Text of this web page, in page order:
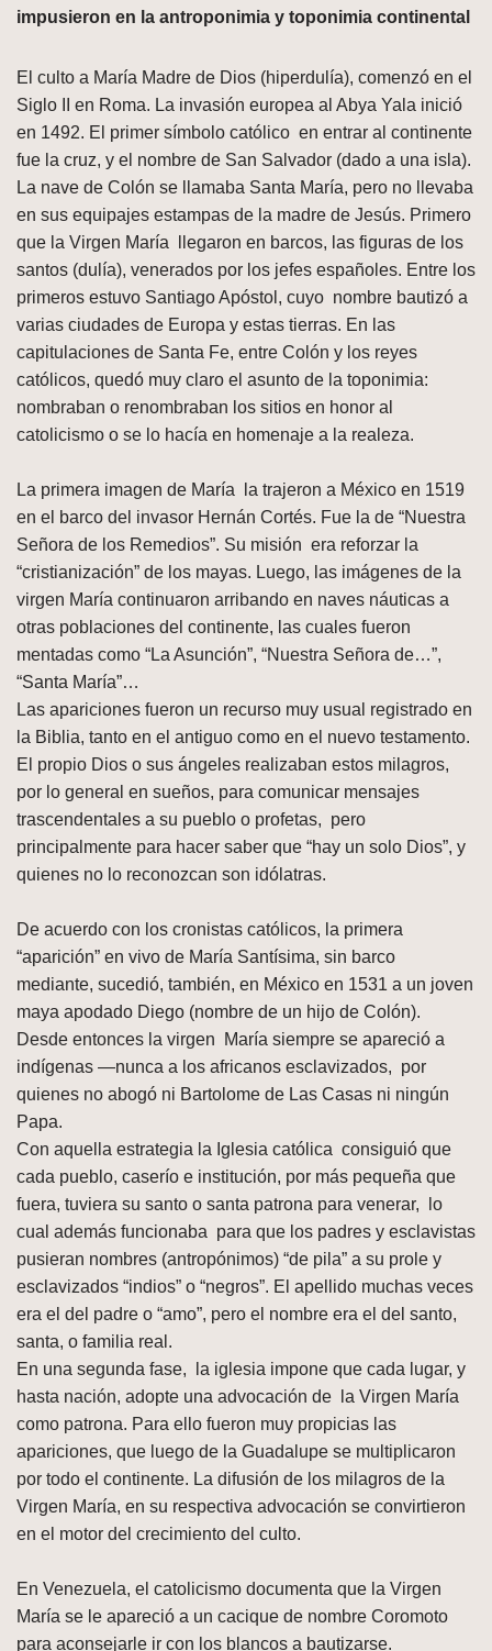
impusieron en la antroponimia y toponimia continental
El culto a María Madre de Dios (hiperdulía), comenzó en el
Siglo II en Roma. La invasión europea al Abya Yala inició
en 1492. El primer símbolo católico en entrar al continente
fue la cruz, y el nombre de San Salvador (dado a una isla).
La nave de Colón se llamaba Santa María, pero no llevaba
en sus equipajes estampas de la madre de Jesús. Primero
que la Virgen María llegaron en barcos, las figuras de los
santos (dulía), venerados por los jefes españoles. Entre los
primeros estuvo Santiago Apóstol, cuyo nombre bautizó a
varias ciudades de Europa y estas tierras. En las
capitulaciones de Santa Fe, entre Colón y los reyes
católicos, quedó muy claro el asunto de la toponimia:
nombraban o renombraban los sitios en honor al
catolicismo o se lo hacía en homenaje a la realeza.
La primera imagen de María la trajeron a México en 1519
en el barco del invasor Hernán Cortés. Fue la de “Nuestra
Señora de los Remedios”. Su misión era reforzar la
“cristianización” de los mayas. Luego, las imágenes de la
virgen María continuaron arribando en naves náuticas a
otras poblaciones del continente, las cuales fueron
mentadas como “La Asunción”, “Nuestra Señora de…”,
“Santa María”…
Las apariciones fueron un recurso muy usual registrado en
la Biblia, tanto en el antiguo como en el nuevo testamento.
El propio Dios o sus ángeles realizaban estos milagros,
por lo general en sueños, para comunicar mensajes
trascendentales a su pueblo o profetas, pero
principalmente para hacer saber que “hay un solo Dios”, y
quienes no lo reconozcan son idólatras.
De acuerdo con los cronistas católicos, la primera
“aparición” en vivo de María Santísima, sin barco
mediante, sucedió, también, en México en 1531 a un joven
maya apodado Diego (nombre de un hijo de Colón).
Desde entonces la virgen María siempre se apareció a
indígenas —nunca a los africanos esclavizados, por
quienes no abogó ni Bartolome de Las Casas ni ningún
Papa.
Con aquella estrategia la Iglesia católica consiguió que
cada pueblo, caserío e institución, por más pequeña que
fuera, tuviera su santo o santa patrona para venerar, lo
cual además funcionaba para que los padres y esclavistas
pusieran nombres (antropónimos) “de pila” a su prole y
esclavizados “indios” o “negros”. El apellido muchas veces
era el del padre o “amo”, pero el nombre era el del santo,
santa, o familia real.
En una segunda fase, la iglesia impone que cada lugar, y
hasta nación, adopte una advocación de la Virgen María
como patrona. Para ello fueron muy propicias las
apariciones, que luego de la Guadalupe se multiplicaron
por todo el continente. La difusión de los milagros de la
Virgen María, en su respectiva advocación se convirtieron
en el motor del crecimiento del culto.
En Venezuela, el catolicismo documenta que la Virgen
María se le apareció a un cacique de nombre Coromoto
para aconsejarle ir con los blancos a bautizarse.